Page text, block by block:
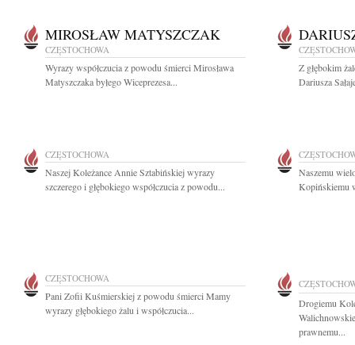
MIROSŁAW MATYSZCZAK
CZĘSTOCHOWA
Wyrazy współczucia z powodu śmierci Mirosława
Matyszczaka byłego Wiceprezesa...
Z głębokim
Dariusza
CZĘSTOCHOWA
Naszej Koleżance Annie Sztabińskiej wyrazy
szczerego i głębokiego współczucia z powodu...
Naszemu
Kopińskiemu
CZĘSTOCHOWA
Pani Zofii Kuśmierskiej z powodu śmierci Mamy
wyrazy głębokiego żalu i współczucia...
Drogiemu
prawnemu...